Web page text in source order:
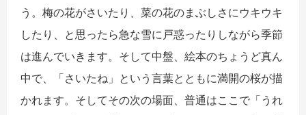
う。梅の花がさいたり、菜の花のまぶしさにウキウキ
したり、と思ったら急な雪に戸惑ったりしながら季節
は進んでいきます。そして中盤、絵本のちょうど真ん
中で、「さいたね」という言葉とともに満開の桜が描
かれます。そしてその次の場面、普通はここで「うれ